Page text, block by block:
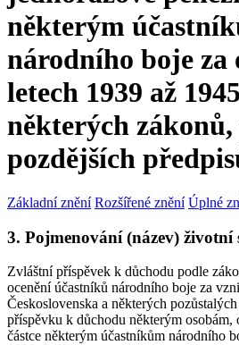
některým
národního boje za
letech 1939 až
některých zákonů,
pozdějších
Základní znění Rozšířené znění Úplné
3. Pojmenování (název) životní
Zvláštní příspěvek k důchodu podle
ocenění účastníků národního boje za
Československa a některých
příspěvku k důchodu některým osobám,
částce některým účastníkům národního